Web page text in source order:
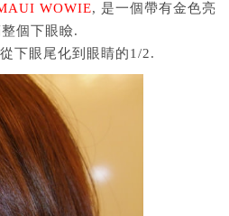
WOWIE, 是一個帶有金色亮
個下眼瞼.
下眼尾化到眼睛的1/2.